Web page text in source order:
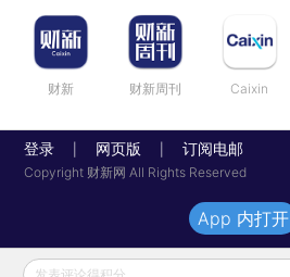
财新 财新周刊 Caixin
登录 网页版 订阅电邮
Copyright 财新网 All Rights Reserved
发表评论得积分
App 内打开